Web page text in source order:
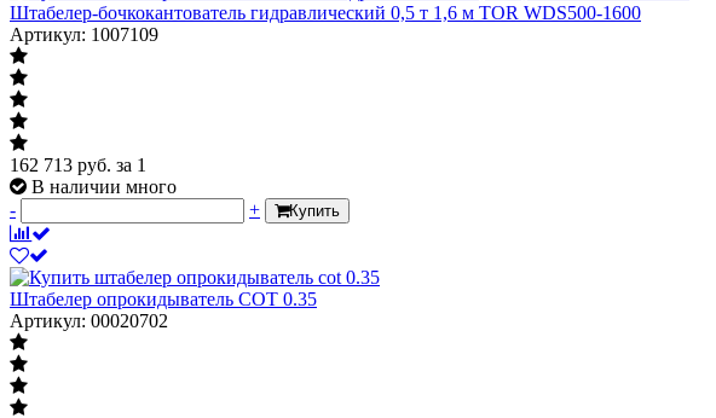
Штабелер-бочкокантователь гидравлический 0,5 т 1,6 м TOR WDS500-1600
Артикул: 1007109
162 713 руб. за 1
В наличии много
-
+ Купить
Штабелер опрокидыватель COT 0.35
Артикул: 00020702